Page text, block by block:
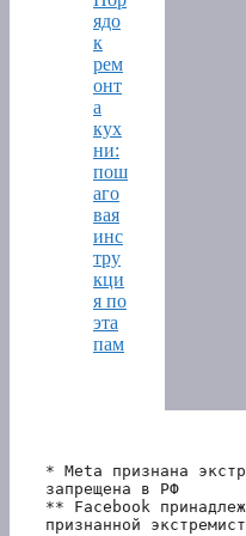
ядо
к
рем
онт
а
кух
ни:
пош
аго
вая
инс
тру
кци
я по
эта
пам
* Meta признана
запрещена в РФ
** Facebook
признанной